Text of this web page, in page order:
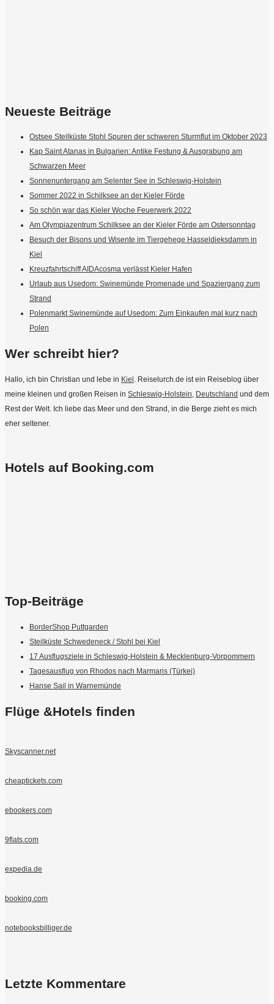
Neueste Beiträge
Ostsee Steilküste Stohl Spuren der schweren Sturmflut im Oktober 2023
Kap Saint Atanas in Bulgarien: Antike Festung & Ausgrabung am
Schwarzen Meer
Sonnenuntergang am Selenter See in Schleswig-Holstein
Sommer 2022 in Schilksee an der Kieler Förde
So schön war das Kieler Woche Feuerwerk 2022
Am Olympiazentrum Schilksee an der Kieler Förde am Ostersonntag
Besuch der Bisons und Wisente im Tiergehege Hasseldieksdamm in
Kiel
Kreuzfahrtschiff AIDAcosma verlässt Kieler Hafen
Urlaub aus Usedom: Swinemünde Promenade und Spaziergang zum
Strand
Polenmarkt Swinemünde auf Usedom: Zum Einkaufen mal kurz nach
Polen
Wer schreibt hier?
Hallo, ich bin Christian und lebe in Kiel . Reiselurch.de ist ein Reiseblog über
meine kleinen und großen Reisen in Schleswig-Holstein, Deutschland und dem
Rest der Welt. Ich liebe das Meer und den Strand, in die Berge zieht es mich
eher seltener.
Hotels auf Booking.com
Top-Beiträge
BorderShop Puttgarden
Steilküste Schwedeneck / Stohl bei Kiel
17 Ausflugsziele in Schleswig-Holstein & Mecklenburg-Vorpommern
Tagesausflug von Rhodos nach Marmaris (Türkei)
Hanse Sail in Warnemünde
Flüge &Hotels finden
Skyscanner.net
cheaptickets.com
ebookers.com
9flats.com
expedia.de
booking.com
notebooksbilliger.de
Letzte Kommentare